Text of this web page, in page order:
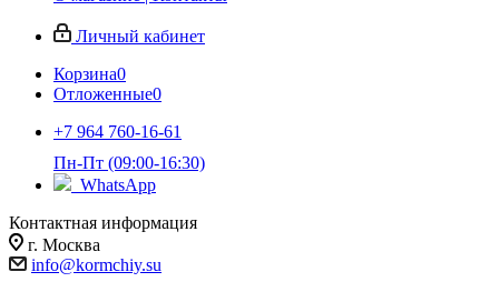
Личный кабинет
Корзина0
Отложенные0
+7 964 760-16-61
Пн-Пт (09:00-16:30)
WhatsApp
Контактная информация
г. Москва
info@kormchiy.su